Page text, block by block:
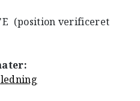
(position verificeret